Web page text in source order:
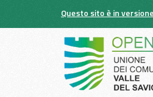
Questo sito è in